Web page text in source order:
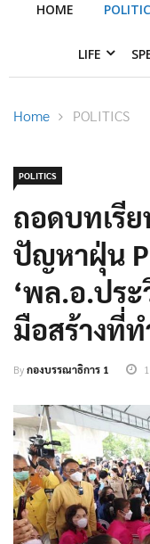
HOME
LIFE
Home POLITICS
POLITICS
ถอดบทเรี
ปัญหาฝุ่น
‘พล.อ.ปร
มือสร้างที่
Byกองบรรณาธิการ 1